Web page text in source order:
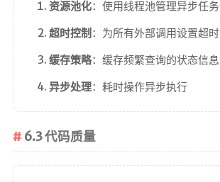
资源池化：使用线程池管理异步任务
超时控制 ：为所有外部调用设置超时
缓存策略：缓存频繁查询的状态信息
异步处理：耗时操作异步执行
6.3 代码质量